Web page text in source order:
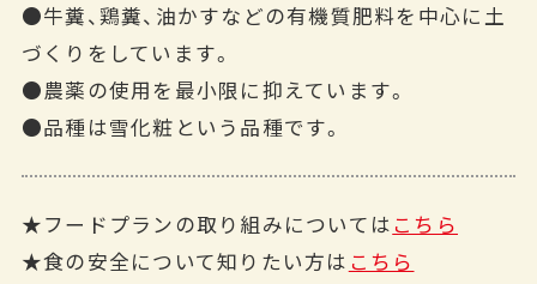
●牛糞、鶏糞、油かすなどの有機質肥料を中心に土
づくりをしています。
●農薬の使用を最小限に抑えています。
●品種は雪化粧という品種です。
★フードプランの取り組みについては こちら
★食の安全について知りたい方は こちら